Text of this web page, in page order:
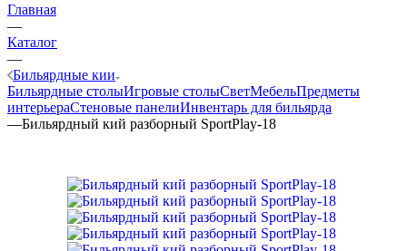
Главная
—
Каталог
—
Бильярдные кии
Бильярдные столыИгровые столыСветМебельПредметы
интерьераСтеновые панелиИнвентарь для бильярда
—Бильярдный кий разборный SportPlay-18